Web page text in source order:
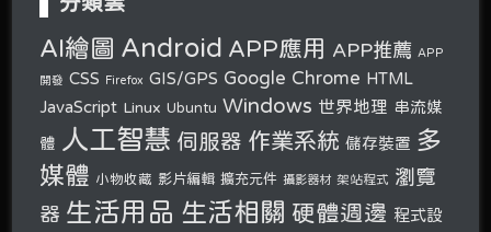
AI繪圖 Android APP應用 APP推薦 APP
開發 CSS Firefox GIS/GPS Google Chrome HTML
JavaScript Linux Ubuntu Windows 世界地理 串流媒
體 人工智慧 伺服器 作業系統 儲存裝置 多
媒體 小物收藏 影片編輯 擴充元件 攝影器材 架站程式
瀏覽
器 生活用品 生活相關 硬體週邊 程式設